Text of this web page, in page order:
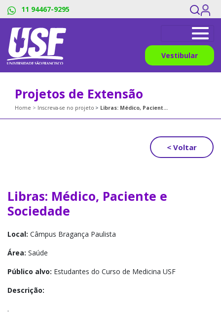
11 94467-9295
Vestibular
Projetos de Extensão
Home Inscreva-se no projeto Libras: Médico, Paciente e Sociedade
< Voltar
Libras: Médico, Paciente e
Sociedade
Local: Câmpus Bragança Paulista
Área: Saúde
Público alvo: Estudantes do Curso de Medicina USF
Descrição:
.